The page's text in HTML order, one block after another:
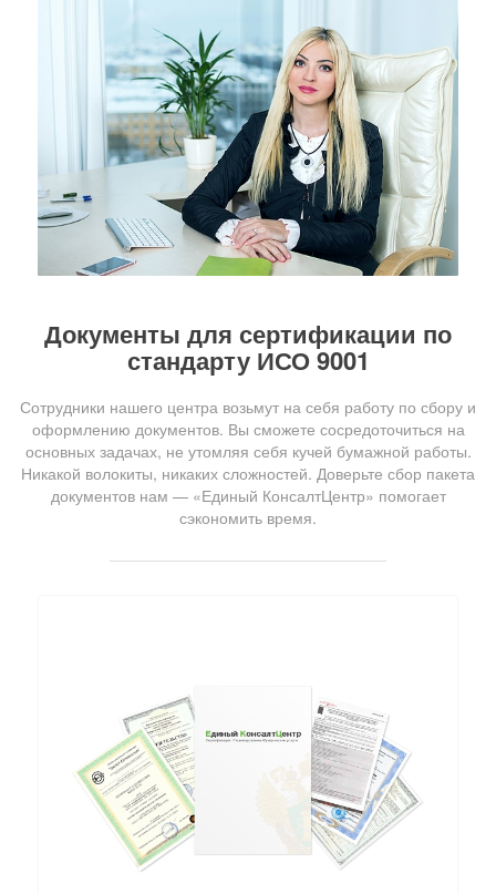
Документы для сертификации по
стандарту ИСО 9001
Сотрудники нашего центра возьмут на себя работу по сбору и
оформлению документов. Вы сможете сосредоточиться на
основных задачах, не утомляя себя кучей бумажной работы.
Никакой волокиты, никаких сложностей. Доверьте сбор пакета
документов нам — «Единый КонсалтЦентр» помогает
сэкономить время.